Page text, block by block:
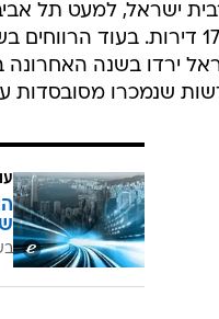
ישראל, למעט תל
ב-170 דירות. בעוד
שנמכרו מסובסדות